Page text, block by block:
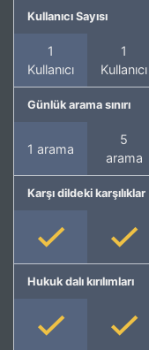
Kullanıcı Sayısı
1
Kullanıcı
1
Kullanıcı
Günlük arama sınırı
1 arama
5
arama
Karşı dildeki karşılıklar
Hukuk dalı kırılımları